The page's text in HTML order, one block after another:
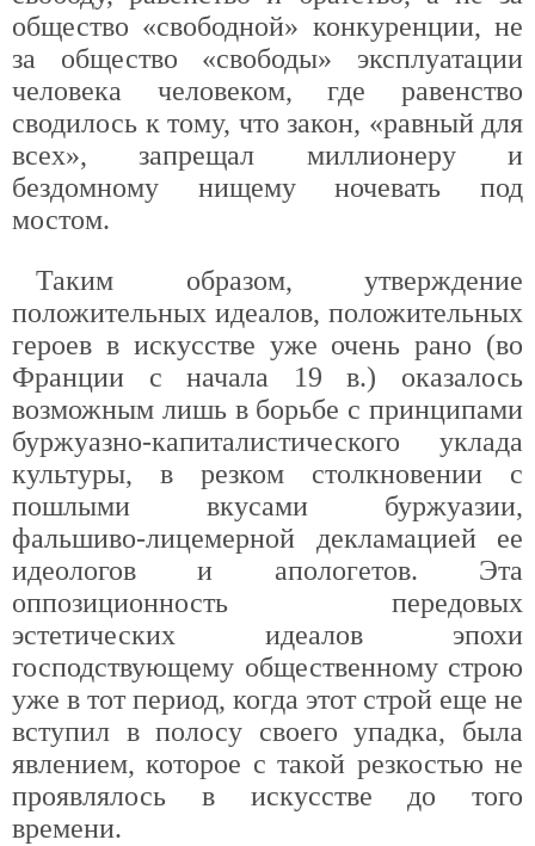
общество «свободной» конкуренции, не
за общество «свободы» эксплуатации
человека человеком, где равенство
сводилось к тому, что закон, «равный для
всех», запрещал миллионеру и
бездомному нищему ночевать под
мостом.
Таким образом, утверждение
положительных идеалов, положительных
героев в искусстве уже очень рано (во
Франции с начала 19 в.) оказалось
возможным лишь в борьбе с принципами
буржуазно-капиталистического уклада
культуры, в резком столкновении с
пошлыми вкусами буржуазии,
фальшиво-лицемерной декламацией ее
идеологов и апологетов. Эта
оппозиционность передовых
эстетических идеалов эпохи
господствующему общественному строю
уже в тот период, когда этот строй еще не
вступил в полосу своего упадка, была
явлением, которое с такой резкостью не
проявлялось в искусстве до того
времени.